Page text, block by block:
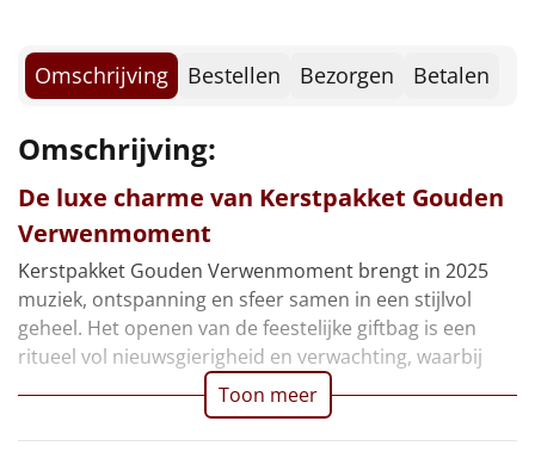
Noodradio NIEUW
Deken (fleece plaid)
Alle artikelen
Overige
Ideeën
Doe het zelf
Omschrijving Bestellen Bezorgen Betalen
Omschrijving:
De luxe charme van Kerstpakket Gouden
Verwenmoment
Kerstpakket Gouden Verwenmoment brengt in 2025
muziek, ontspanning en sfeer samen in een stijlvol
geheel. Het openen van de feestelijke giftbag is een
ritueel vol nieuwsgierigheid en verwachting, waarbij
Toon meer